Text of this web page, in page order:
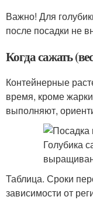
Важно! Для
после посадки не
Когда сажать
Контейнерные
время, кроме
выполняют,
Таблица. Сроки
зависимости от